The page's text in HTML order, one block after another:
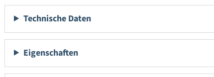
Technische Daten
Eigenschaften